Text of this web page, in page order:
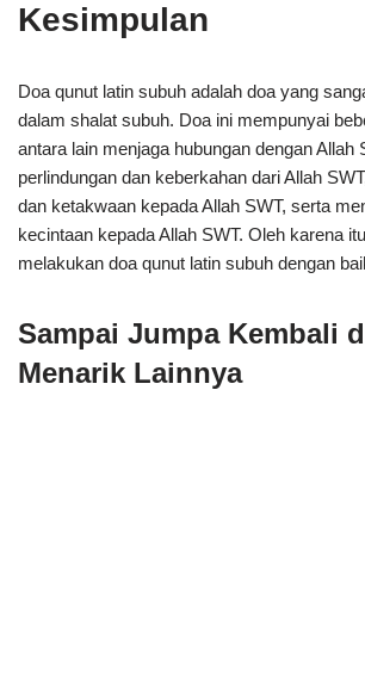
Kesimpulan
Doa qunut latin subuh adalah doa yang
dalam shalat subuh. Doa ini mempunyai
antara lain menjaga hubungan dengan Allah
perlindungan dan keberkahan dari Allah
dan ketakwaan kepada Allah SWT, serta
kecintaan kepada Allah SWT. Oleh karena
melakukan doa qunut latin subuh dengan
Sampai Jumpa Kembali
Menarik Lainnya